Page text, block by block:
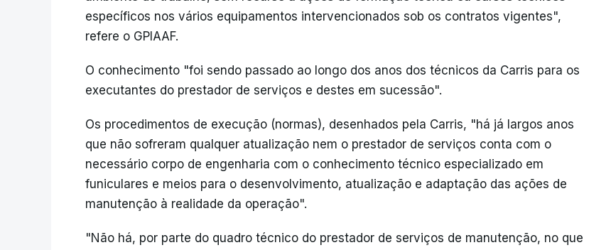
específicos nos vários equipamentos intervencionados sob os contratos vigentes",
refere o GPIAAF.
O conhecimento "foi sendo passado ao longo dos anos dos técnicos da Carris para os
executantes do prestador de serviços e destes em sucessão".
Os procedimentos de execução (normas), desenhados pela Carris, "há já largos anos
que não sofreram qualquer atualização nem o prestador de serviços conta com o
necessário corpo de engenharia com o conhecimento técnico especializado em
funiculares e meios para o desenvolvimento, atualização e adaptação das ações de
manutenção à realidade da operação".
"Não há, por parte do quadro técnico do prestador de serviços de manutenção, no que